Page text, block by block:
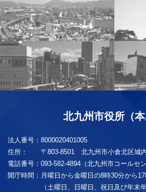
北九州市役所（本
法人番号： 8000020401005
住所：
〒803-8501 北九州市小倉北区城
電話番号： 093-582-4894（北九州市コールセン
開庁時間： 月曜日から金曜日の8時30分から
（土曜日、日曜日、祝日及び年末